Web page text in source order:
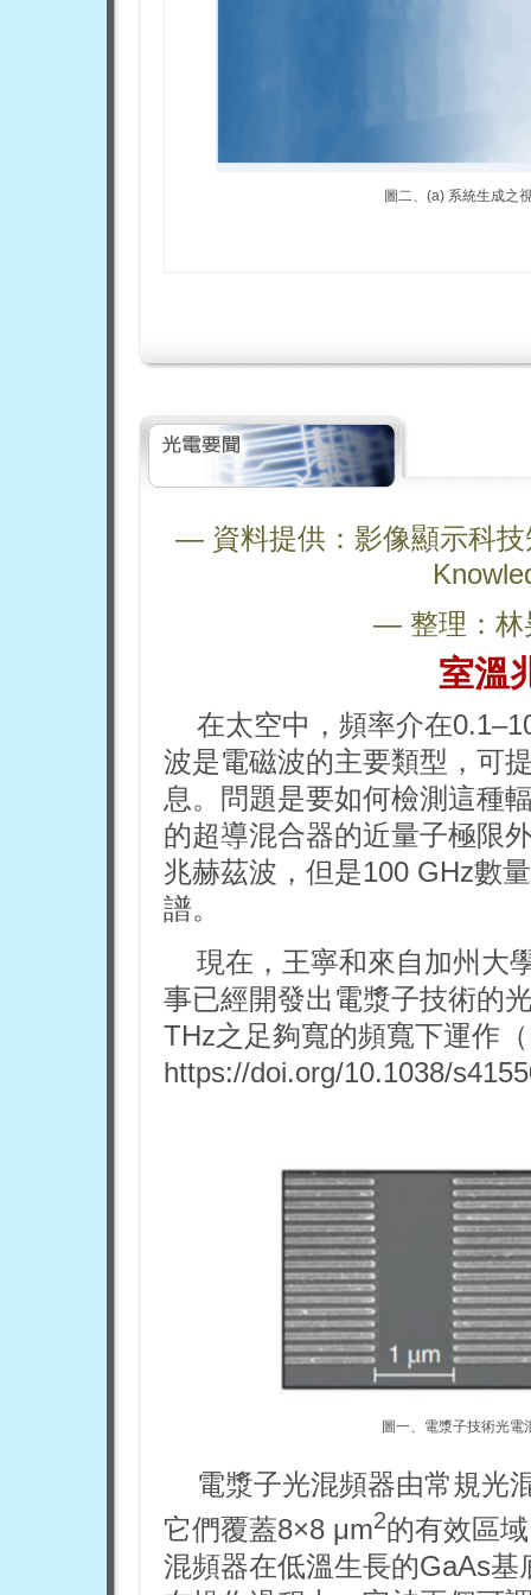
圖二、(a) 系統生成之
— 資料提供：影像顯示科技
— 整理：林
室溫
在太空中，頻率介在
波是電磁波的主要類型，可
息。問題是要如何檢測這種
的超導混合器的近量子極限
兆赫茲波，但是100 GHz數
譜。
現在，王寧和來自加州大
事已經開發出電漿子技術的
THz之足夠寬的頻寬下運作
https://doi.org/10.1038/
圖一、電漿子技術光
電漿子光混頻器由常規光
它們覆蓋8×8 μm2的有效區
混頻器在低溫生長的GaAs